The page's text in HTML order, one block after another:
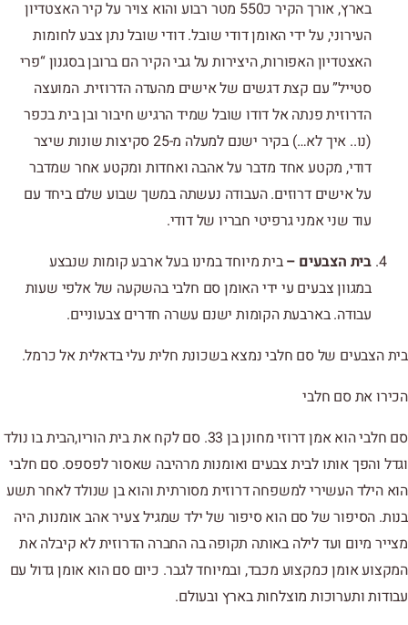
בארץ, אורך הקיר כ550 מטר רבוע והוא צויר על קיר האצטדיון
העירוני, על ידי האומן דודי שובל. דודי שובל נתן צבע לחומות
האצטדיון האפורות, היצירות על גבי הקיר הם ברובן בסגנון “פרי
סטייל” עם קצת דגשים של אישים מהעדה הדרוזית. המועצה
הדרוזית פנתה אל דודו שובל שמיד הרגיש חיבור ובן בית בכפר
(נו.. איך לא…) בקיר ישנם למעלה מ-25 סקיצות שונות שיצר
דודי, מקטע אחד מדבר על אהבה ואחדות ומקטע אחר שמדבר
על אישים דרוזים. העבודה נעשתה במשך שבוע שלם ביחד עם
עוד שני אמני גרפיטי חבריו של דודי.
בית הצבעים –בית מיוחד במינו בעל ארבע קומות שנבצע
במגוון צבעים עי ידי האומן סם חלבי בהשקעה של אלפי שעות
עבודה. בארבעת הקומות ישנם עשרה חדרים צבעוניים.
בית הצבעים של סם חלבי נמצא בשכונת חלית עלי בדאלית אל כרמל.
הכירו את סם חלבי
סם חלבי הוא אמן דרוזי מחונן בן 33. סם לקח את בית הוריו,הבית בו נולד
וגדל והפך אותו לבית צבעים ואומנות מרהיבה שאסור לפספס. סם חלבי
הוא הילד העשירי למשפחה דרוזית מסורתית והוא בן שנולד לאחר תשע
בנות. הסיפור של סם הוא סיפור של ילד שמגיל צעיר אהב אומנות, היה
מצייר מיום ועד לילה באותה תקופה בה החברה הדרוזית לא קיבלה את
המקצוע אומן כמקצוע מכבד, ובמיוחד לגבר. כיום סם הוא אומן גדול עם
עבודות ותערוכות מוצלחות בארץ ובעולם.